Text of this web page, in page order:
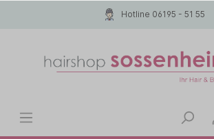
Hotline 06195 - 51 55